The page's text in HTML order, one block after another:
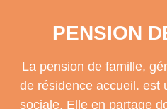
PENSION
La pension de famille,
de résidence accueil. est
sociale. Elle en partage